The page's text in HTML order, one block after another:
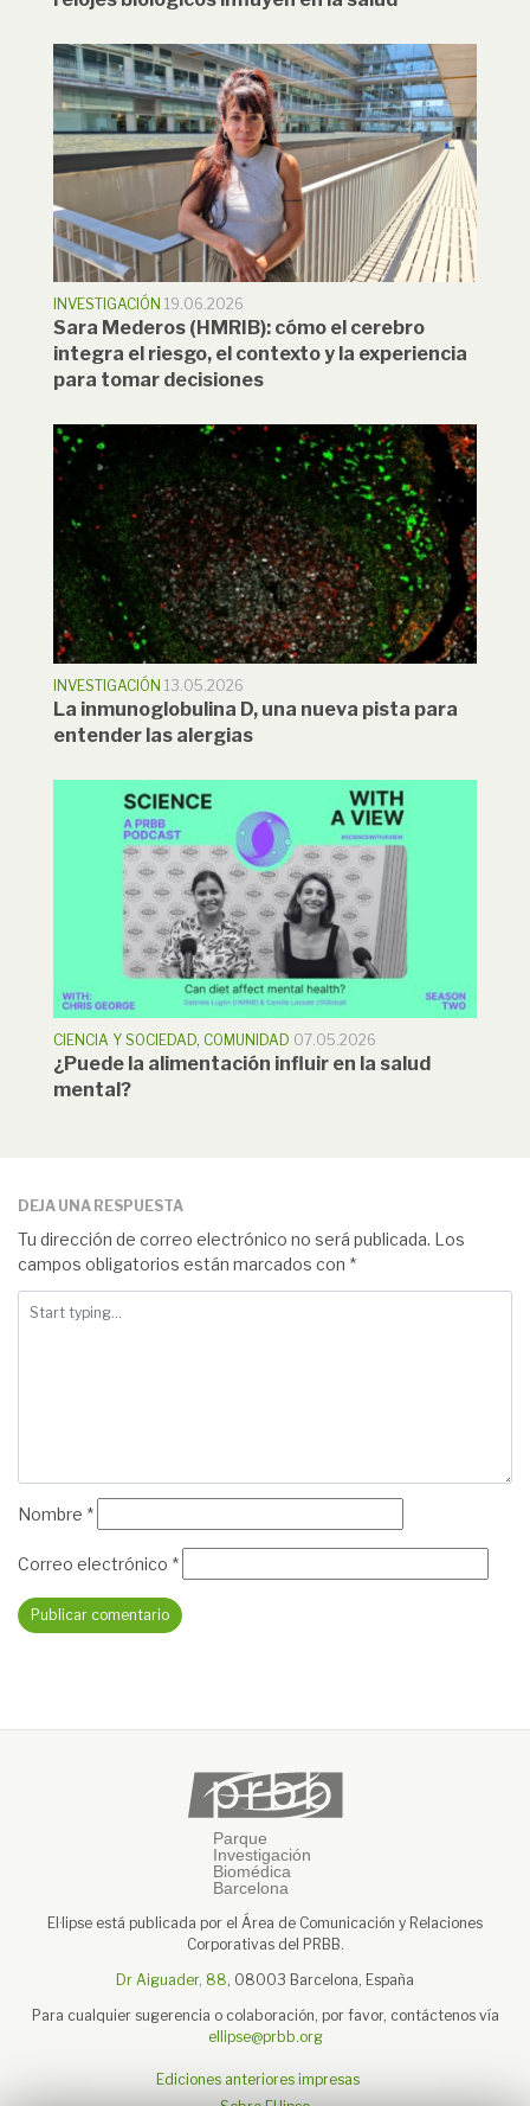
INVESTIGACIÓN 19.06.2026
Sara Mederos (HMRIB): cómo el cerebro
integra el riesgo, el contexto y la experiencia
para tomar decisiones
INVESTIGACIÓN 13.05.2026
La inmunoglobulina D, una nueva pista para
entender las alergias
CIENCIA Y SOCIEDAD, COMUNIDAD 07.05.2026
¿Puede la alimentación influir en la salud
mental?
DEJA UNA RESPUESTA
Tu dirección de correo electrónico no será publicada. Los
campos obligatorios están marcados con *
Nombre *
Correo electrónico *
El·lipse está publicada por el Área de Comunicación y Relaciones
Corporativas del PRBB.
Dr Aiguader, 88, 08003 Barcelona, España
Para cualquier sugerencia o colaboración, por favor, contáctenos vía
ellipse@prbb.org
Ediciones anteriores impresas